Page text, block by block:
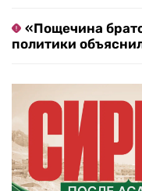
«Пощечина
политики